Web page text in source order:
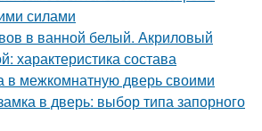
силами
в ванной белый. Акриловый
характеристика состава
в межкомнатную дверь своими
в дверь: выбор типа запорного